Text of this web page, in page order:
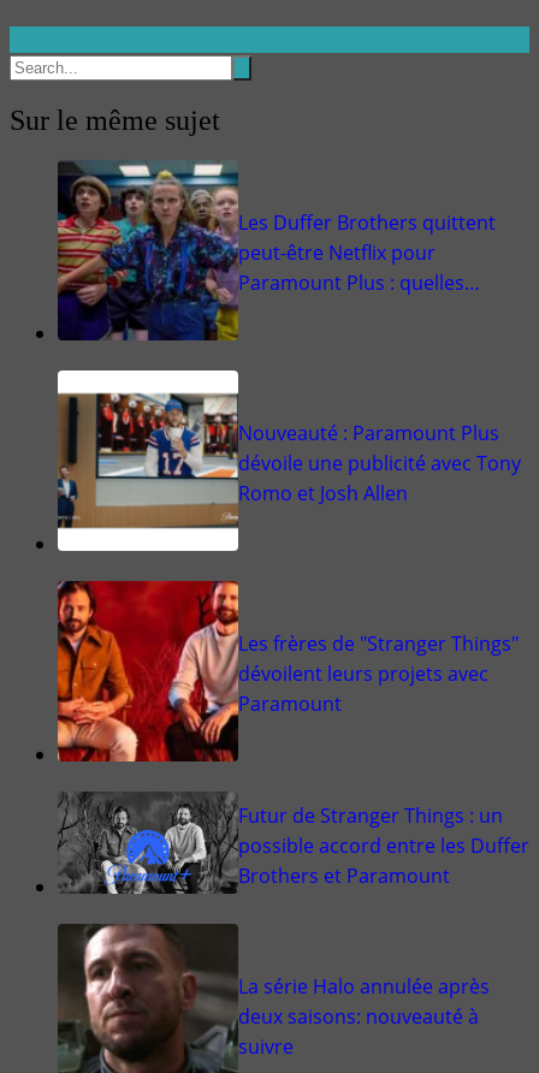
Sur le même sujet
Les Duffer Brothers quittent
peut-être Netflix pour
Paramount Plus : quelles…
Nouveauté : Paramount Plus
dévoile une publicité avec Tony
Romo et Josh Allen
Les frères de "Stranger Things"
dévoilent leurs projets avec
Paramount
Futur de Stranger Things : un
possible accord entre les Duffer
Brothers et Paramount
La série Halo annulée après
deux saisons: nouveauté à
suivre